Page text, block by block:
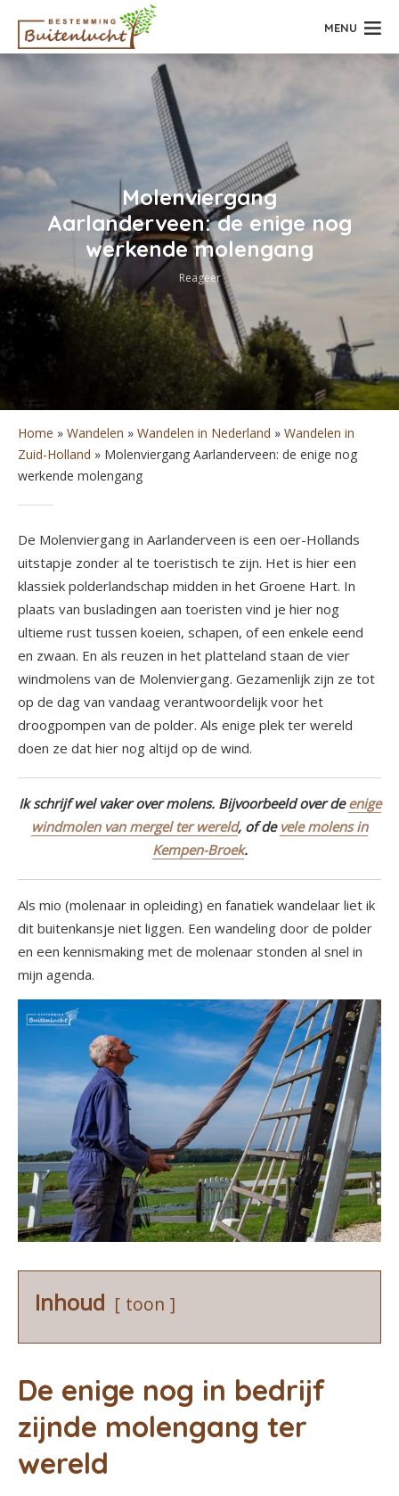
MENU
Molenviergang
Aarlanderveen: de enige nog
werkende molengang
Reageer
Home » Wandelen » Wandelen in Nederland » Wandelen in
Zuid-Holland » Molenviergang Aarlanderveen: de enige nog
werkende molengang
De Molenviergang in Aarlanderveen is een oer-Hollands
uitstapje zonder al te toeristisch te zijn. Het is hier een
klassiek polderlandschap midden in het Groene Hart. In
plaats van busladingen aan toeristen vind je hier nog
ultieme rust tussen koeien, schapen, of een enkele eend
en zwaan. En als reuzen in het platteland staan de vier
windmolens van de Molenviergang. Gezamenlijk zijn ze tot
op de dag van vandaag verantwoordelijk voor het
droogpompen van de polder. Als enige plek ter wereld
doen ze dat hier nog altijd op de wind.
Ik schrijf wel vaker over molens. Bijvoorbeeld over deenige
windmolen van mergel ter wereld, of de vele molens in
Kempen-Broek.
Als mio (molenaar in opleiding) en fanatiek wandelaar liet ik
dit buitenkansje niet liggen. Een wandeling door de polder
en een kennismaking met de molenaar stonden al snel in
mijn agenda.
Inhoud toon
De enige nog in bedrijf
zijnde molengang ter
wereld